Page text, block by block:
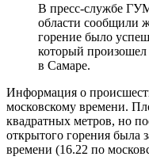
В пресс-службе
области сообщили
горение было
который
в Самаре.
Информация о
московскому времени.
квадратных метров, но
открытого горения была
времени (16.22 по